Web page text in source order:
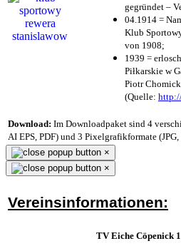
gegründet –
04.1914 =
Klub
von 1908;
1939 =
Piłkarskie w
Piotr
(Quelle:
Download: Im Downloadpaket sind 4
AI EPS, PDF) und 3 Pixelgrafikformate (JPG,
×
×
Vereinsinformationen:
TV Eiche Cöpenick